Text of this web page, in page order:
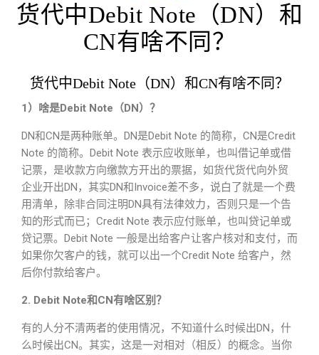
货代中Debit Note（DN）和
CN有啥不同？
货代中Debit Note（DN）和CN有啥不同？
1）啥是Debit Note（DN）？
DN和CN是两种账单。DN是Debit Note 的简称，CN是Credit
Note 的简称。Debit Note 表示应收账单，也叫借记单或借
记票，是收款方向缴款方开出的票据，如货代货代向外贸
企业开出DN，其实DN和Invoice差不多，说白了就是一个费
用清单，除非合同注明DN具有法律效力，否则只是一个告
知的形式而已；Credit Note 表示应付账单，也叫贷记单或
贷记票。Debit Note 一般是出给客户让客户核对和支付，而
如果你欠客户的钱，就可以出一个Credit Note 给客户，然
后你付款给客户。
2. Debit Note和CN有啥区别？
有的人分不清两者的使用情况，不知道什么时候出DN，什
么时候出CN。其实，这是一对相对（相反）的概念。当你